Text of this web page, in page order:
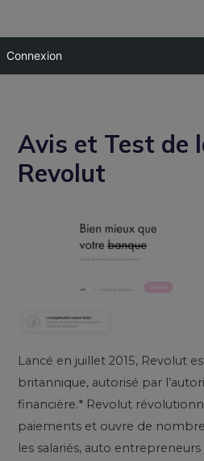
Connexion
Avis et Test de
Revolut
Lancé en juillet 2015, Revolut
britannique, autorisé par
financière.* Revolut
paiements et ouvre de
les salariés, auto